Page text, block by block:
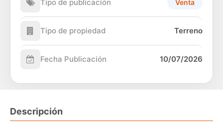
Tipo de publicación Venta
Tipo de propiedad Terreno
Fecha Publicación 10/07/2026
Descripción